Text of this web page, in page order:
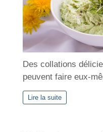
Des collations
peuvent faire eux-
Lire la suite